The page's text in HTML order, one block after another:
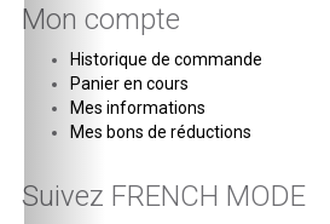
Mon compte
Historique de commande
Panier en cours
Mes informations
Mes bons de réductions
Suivez FRENCH MODE